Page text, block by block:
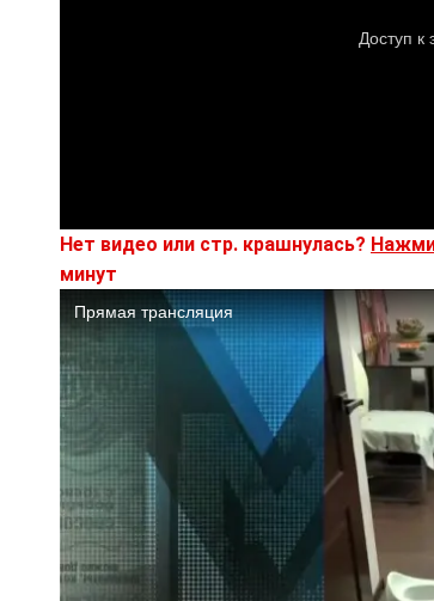
Нет видео или стр. крашнулась?
минут